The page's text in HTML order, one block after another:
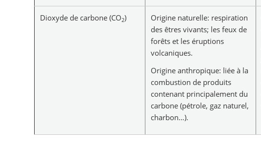
Dioxyde de carbone (CO2)
Origine naturelle: respiration
des êtres vivants; les feux de
forêts et les éruptions
volcaniques.
Origine anthropique: liée à la
combustion de produits
contenant principalement du
carbone (pétrole, gaz naturel,
charbon…).